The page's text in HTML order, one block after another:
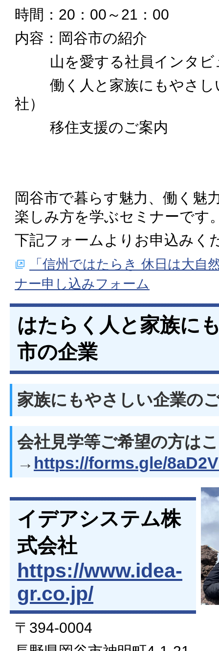
時間：20：00～21：00
内容：岡谷市の紹介
山を愛する社員インタビ
働く人と家族にもやさし
社）
移住支援のご案内
岡谷市で暮らす魅力、働く魅
楽しみ方を学ぶセミナーです
下記フォームよりお申込みく
「信州ではたらき 休日は大自
ナー申し込みフォーム
はたらく人と家族に
市の企業
家族にもやさしい企業の
会社見学等ご希望の方は
→ https://forms.gle/
イデアシステム株
式会社
https://www.idea-
gr.co.jp/
〒394-0004